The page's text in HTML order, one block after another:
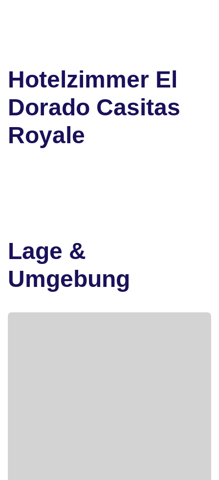
Hotelzimmer El
Dorado Casitas
Royale
Lage &
Umgebung